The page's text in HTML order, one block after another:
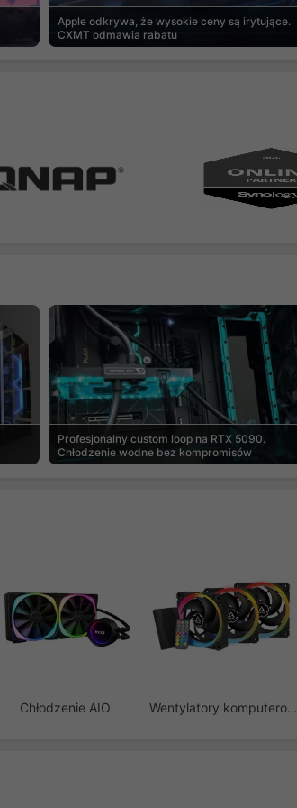
Apple odkrywa, że wysokie ceny są irytujące.
CXMT odmawia rabatu
Profesjonalny custom loop na RTX 5090.
Chłodzenie wodne bez kompromisów
Chłodzenie AIO Wentylatory komputerowe